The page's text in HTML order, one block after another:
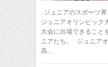
ジュニアのスポーツ
ジュニアオリンピッ
大会に出場できること
ニアたち。 ジュニア
高…